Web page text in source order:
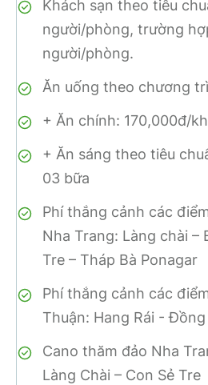
Khách sạn theo tiêu
người/phòng, trường
người/phòng.
Ăn uống theo chương
+ Ăn chính: 170,000đ/
+ Ăn sáng theo tiêu
03 bữa
Phí thắng cảnh các
Nha Trang: Làng chài –
Tre – Tháp Bà Ponagar
Phí thắng cảnh các
Thuận: Hang Rái -
Cano thăm đảo Nha
Làng Chài – Con Sẻ Tre